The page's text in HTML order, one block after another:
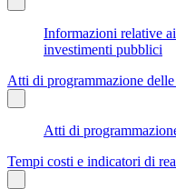
Informazioni relative
investimenti pubblici
Atti di programmazione
Atti di
Tempi costi e indicatori di